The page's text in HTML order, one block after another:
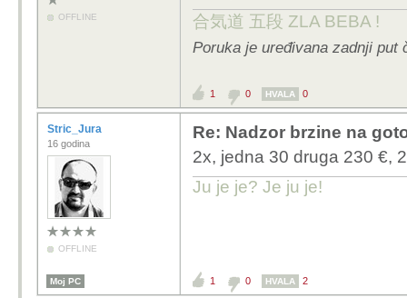
OFFLINE
合気道 五段 ZLA BEBA !
Poruka je uređivana zadnji put
1 0 HVALA 0
Stric_Jura
16 godina
OFFLINE
Re: Nadzor brzine na
2x, jedna 30 druga 230 €,
Ju je je? Je ju je!
Moj PC 1 0 HVALA 2